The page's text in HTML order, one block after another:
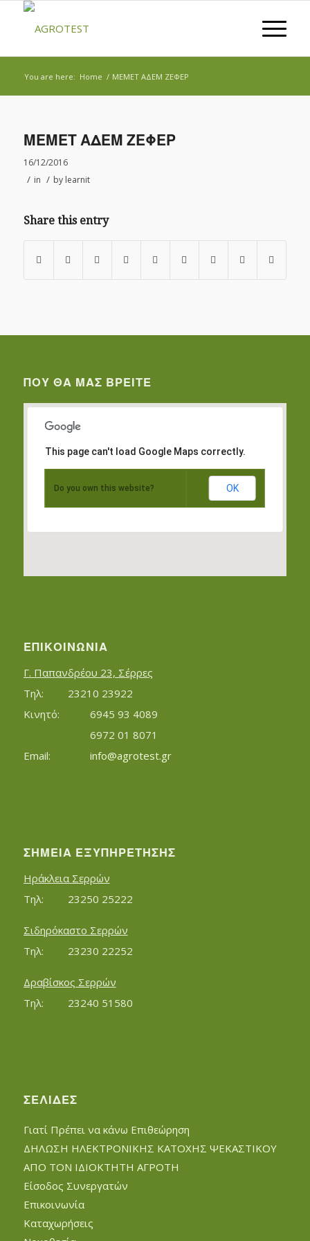
You are here: Home / ΜΕΜΕΤ ΑΔΕΜ ΖΕΦΕΡ
ΜΕΜΕΤ ΑΔΕΜ ΖΕΦΕΡ
16/12/2016
/ in / by learnit
Share this entry
ΠΟΥ ΘΑ ΜΑΣ ΒΡΕΊΤΕ
This page can't load Google Maps correctly.
Do you own this website? OK
ΕΠΙΚΟΙΝΩΝΊΑ
Γ. Παπανδρέου 23, Σέρρες
Τηλ:		23210 23922
Κινητό:		6945 93 4089
			6972 01 8071
info@agrotest.gr
ΣΗΜΕΊΑ ΕΞΥΠΗΡΈΤΗΣΗΣ
Ηράκλεια Σερρών
Τηλ:		23250 25222
Σιδηρόκαστο Σερρών
Τηλ:		23230 22252
Δραβίσκος Σερρών
Τηλ:		23240 51580
ΣΕΛΊΔΕΣ
Γιατί Πρέπει να κάνω Επιθεώρηση
ΔΗΛΩΣΗ ΗΛΕΚΤΡΟΝΙΚΗΣ ΚΑΤΟΧΗΣ ΨΕΚΑΣΤΙΚΟΥ
ΑΠΟ ΤΟΝ ΙΔΙΟΚΤΗΤΗ ΑΓΡΟΤΗ
Είσοδος Συνεργατών
Επικοινωνία
Καταχωρήσεις